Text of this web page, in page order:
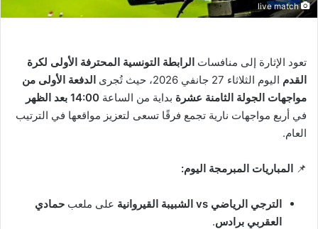
live match
تعود الإثارة إلى منافسات الرابطة التونسية المحترفة الأولى لكرة
القدم اليوم الثلاثاء 27 جانفي 2026، حيث تُجرى
الدفعة الأولى من
مواجهات الجولة الثامنة عشرة بداية من الساعة 14:00 بعد الظهر
في أربع مواجهات نارية تجمع فرقًا تسعى لتعزيز مواقعها في الترتيب
العام.
📌 المباريات المبرمجة اليوم:
الترجي الرياضي vs الشبيبة القيروانية على ملعب حمادي
العقربي برادس.